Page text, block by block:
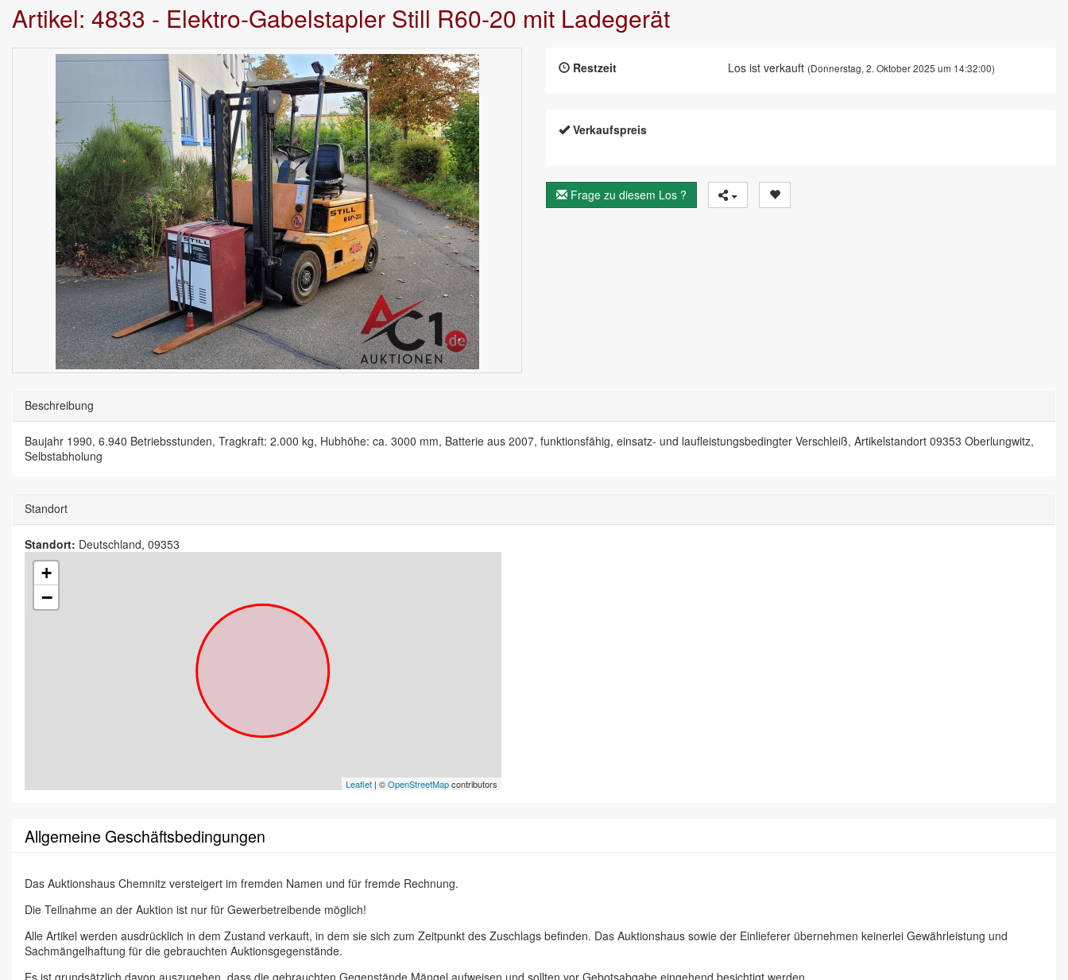
Artikel: 4833 - Elektro-Gabelstapler Still R60-20 mit Ladegerät
Restzeit Los ist verkauft (Donnerstag, 2. Oktober 2025 um 14:32:00)
Verkaufspreis
Frage zu diesem Los ?
Beschreibung
Baujahr 1990, 6.940 Betriebsstunden, Tragkraft: 2.000 kg, Hubhöhe: ca. 3000 mm, Batterie aus 2007, funktionsfähig, einsatz- und laufleistungsbedingter Verschleiß, Artikelstandort 09353 Oberlungwitz,
Selbstabholung
Standort
Standort: Deutschland, 09353
+
−
Leaflet | ©OpenStreetMapcontributors
Allgemeine Geschäftsbedingungen
Das Auktionshaus Chemnitz versteigert im fremden Namen und für fremde Rechnung.
Die Teilnahme an der Auktion ist nur für Gewerbetreibende möglich!
Alle Artikel werden ausdrücklich in dem Zustand verkauft, in dem sie sich zum Zeitpunkt des Zuschlags befinden. Das Auktionshaus sowie der Einlieferer übernehmen keinerlei Gewährleistung und
Sachmängelhaftung für die gebrauchten Auktionsgegenstände.